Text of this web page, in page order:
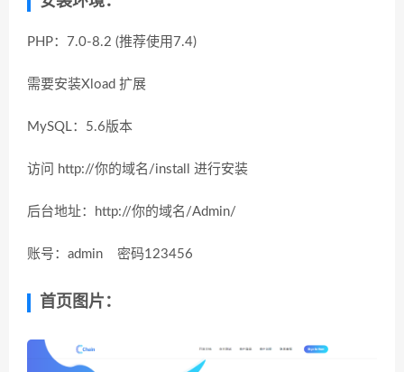
PHP：7.0-8.2 (推荐使用7.4)
需要安装Xload 扩展
MySQL：5.6版本
访问 http://你的域名/install 进行安装
后台地址：http://你的域名/Admin/
账号：admin 密码123456
首页图片：